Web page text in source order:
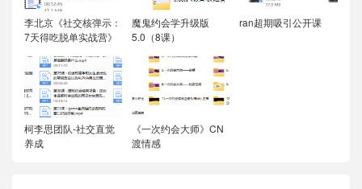
李北京《社交核弹示：
7天得吃脱单实战营》
魔鬼约会学升级版
5.0（8课）
ran超期吸引公开课
柯李思团队-社交直觉
养成
《一次约会大师》CN
渡情感